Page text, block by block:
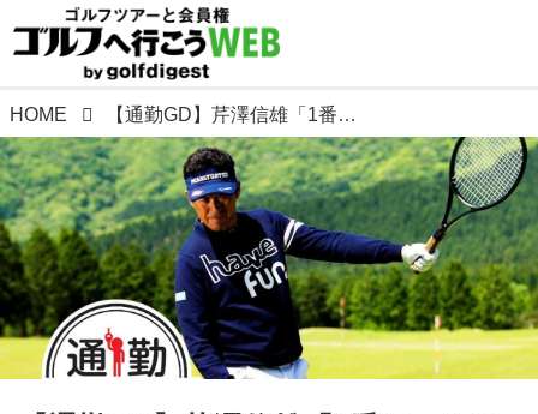
HOME 【通勤GD】芹澤信雄「1番ホールの木の下で…」Vol.1 2つのハーフショット。ゴルフダイジェストWEB